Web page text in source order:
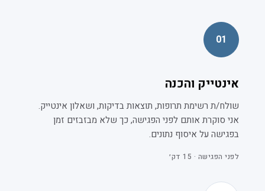
01
אינטייק והכנה
שולח/ת רשימת תרופות, תוצאות בדיקות, ושאלון אינטייק.
אני סוקרת אותם לפני הפגישה, כך שלא מבזבזים זמן
בפגישה על איסוף נתונים.
לפני הפגישה · 15 דק׳